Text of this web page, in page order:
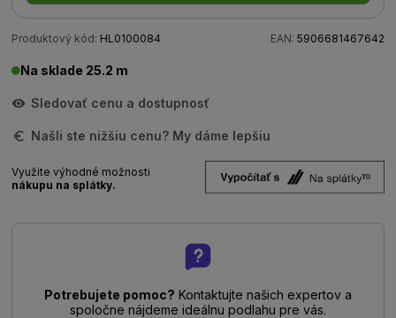
Produktový kód: HL0100084 EAN: 5906681467642
Na sklade 25.2 m
Sledovať cenu a dostupnosť
Našli ste nižšiu cenu? My dáme lepšiu
Využite výhodné možnosti
nákupu na splátky.
Potrebujete pomoc? Kontaktujte našich expertov a
spoločne nájdeme ideálnu podlahu pre vás.